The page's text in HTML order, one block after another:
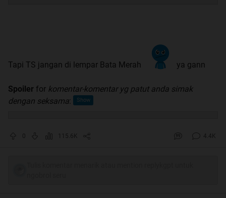
Tapi TS jangan di lempar Bata Merah ya gann
Spoiler for komentar-komentar yg patut anda simak
dengan seksama:
0 115.6K 4.4K